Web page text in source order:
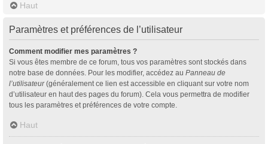
Haut
Paramètres et préférences de l’utilisateur
Comment modifier mes paramètres ?
Si vous êtes membre de ce forum, tous vos paramètres sont stockés dans
notre base de données. Pour les modifier, accédez au Panneau de
l’utilisateur(généralement ce lien est accessible en cliquant sur votre nom
d’utilisateur en haut des pages du forum). Cela vous permettra de modifier
tous les paramètres et préférences de votre compte.
Haut